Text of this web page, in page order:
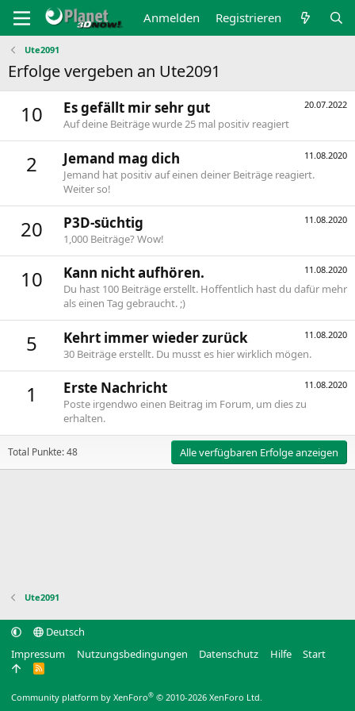
Anmelden Registrieren
Ute2091
Erfolge vergeben an Ute2091
10 20.07.2022
Es gefällt mir sehr gut
Auf deine Beiträge wurde 25 mal positiv reagiert
2 11.08.2020
Jemand mag dich
Jemand hat positiv auf einen deiner Beiträge reagiert.
Weiter so!
20 11.08.2020
P3D-süchtig
1,000 Beiträge? Wow!
10 11.08.2020
Kann nicht aufhören.
Du hast 100 Beiträge erstellt. Hoffentlich hast du dafür mehr
als einen Tag gebraucht. ;)
5 11.08.2020
Kehrt immer wieder zurück
30 Beiträge erstellt. Du musst es hier wirklich mögen.
1 11.08.2020
Erste Nachricht
Poste irgendwo einen Beitrag im Forum, um dies zu
erhalten.
Total Punkte: 48 Alle verfügbaren Erfolge anzeigen
Ute2091
Deutsch
Impressum
Nutzungsbedingungen Datenschutz Hilfe Start
R
Community platform by XenForo® © 2010-2026 XenForo Ltd.